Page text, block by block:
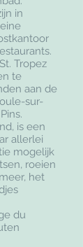
in
Tropez
te
aan de
sur-
is een
allerlei
mogelijk
roeien
het
du